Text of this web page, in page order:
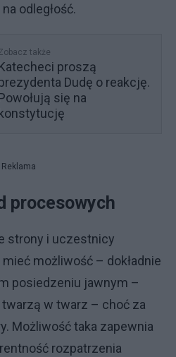
odległość.
także
proszą
Dudę o reakcję.
się na
Reklama
procesowych
strony i uczestnicy
możliwość – dokładnie
posiedzeniu jawnym –
w twarz – choć za
Możliwość taka zapewnia
rozpatrzenia